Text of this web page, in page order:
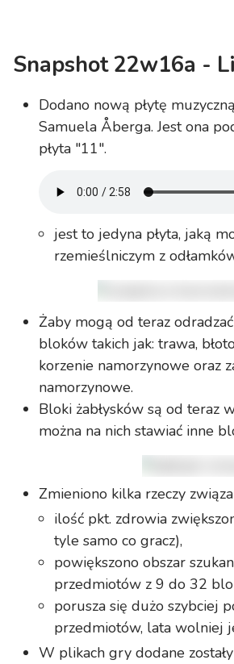
Snapshot 22w16a -
Dodano nową płytę
Samuela Åberga. Jest ona
płyta "11".
jest to jedyna płyta, jaką
rzemieślniczym z
Żaby mogą od teraz
bloków takich jak: trawa,
korzenie namorzynowe oraz
namorzynowe.
Bloki żabłysków są od teraz
można na nich stawiać inne
Zmieniono kilka rzeczy
ilość pkt. zdrowia
tyle samo co gracz),
powiększono obszar
przedmiotów z 9 do 32
porusza się dużo szybciej
przedmiotów, lata wolniej
W plikach gry dodane